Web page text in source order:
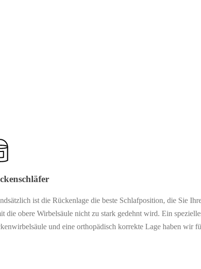
ist die Rückenlage die beste Schlafposition, die Sie
die obere Wirbelsäule nicht zu stark gedehnt wird. Ein
und eine orthopädisch korrekte Lage haben wir